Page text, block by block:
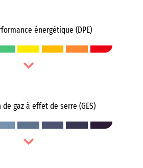
énergétique (DPE)
de gaz à effet de serre (GES)